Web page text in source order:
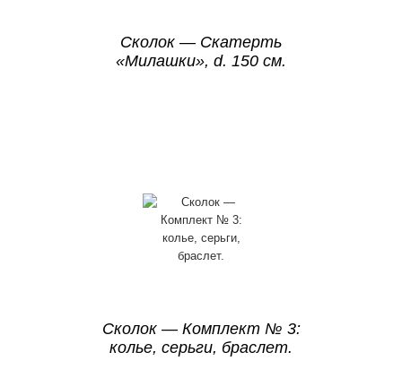
Сколок — Скатерть
«Милашки», d. 150 см.
Сколок — Комплект № 3:
колье, серьги, браслет.